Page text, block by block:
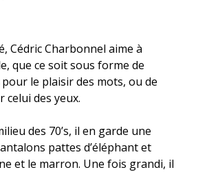
Cédric Charbonnel aime à
que ce soit sous forme de
le plaisir des mots, ou de
des yeux.
des 70’s, il en garde une
pattes d’éléphant et
et le marron. Une fois grandi, il